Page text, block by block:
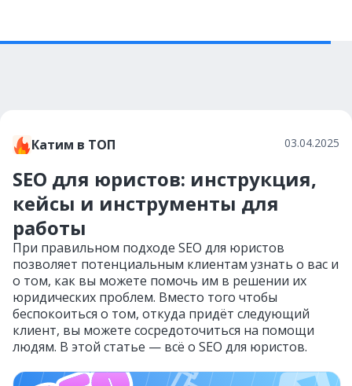
Катим в ТОП 03.04.2025
SEO для юристов: инструкция,
кейсы и инструменты для
работы
При правильном подходе SEO для юристов
позволяет потенциальным клиентам узнать о вас и
о том, как вы можете помочь им в решении их
юридических проблем. Вместо того чтобы
беспокоиться о том, откуда придёт следующий
клиент, вы можете сосредоточиться на помощи
людям. В этой статье — всё о SEO для юристов.